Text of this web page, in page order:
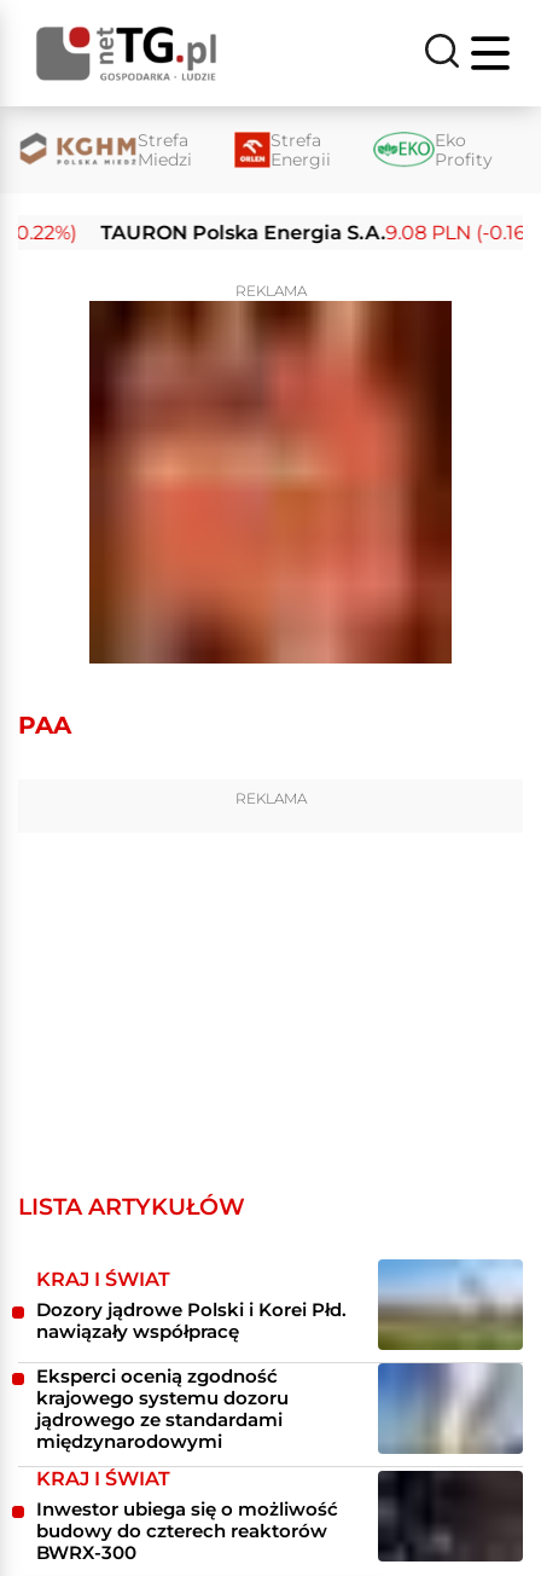
Strefa
Miedzi
Strefa
Energii
Eko
Profity
TAURON Polska Energia S.A.9.08 PLN (-0.16%)
REKLAMA
PAA
REKLAMA
LISTA ARTYKUŁÓW
KRAJ I ŚWIAT
Dozory jądrowe Polski i Korei Płd.
nawiązały współpracę
Eksperci ocenią zgodność
krajowego systemu dozoru
jądrowego ze standardami
międzynarodowymi
KRAJ I ŚWIAT
Inwestor ubiega się o możliwość
budowy do czterech reaktorów
BWRX-300